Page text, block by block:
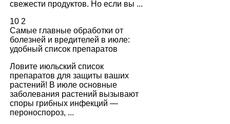
свежести продуктов. Но если вы ...
10 2
Самые главные обработки от
болезней и вредителей в июле:
удобный список препаратов
Ловите июльский список
препаратов для защиты ваших
растений! В июле основные
заболевания растений вызывают
споры грибных инфекций —
пероноспороз, ...